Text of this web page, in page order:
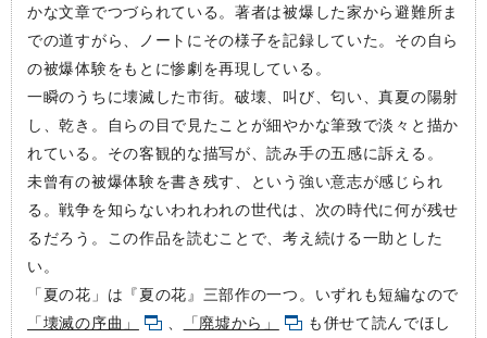
かな文章でつづられている。著者は被爆した家から避難所ま
での道すがら、ノートにその様子を記録していた。その自ら
の被爆体験をもとに惨劇を再現している。
一瞬のうちに壊滅した市街。破壊、叫び、匂い、真夏の陽射
し、乾き。自らの目で見たことが細やかな筆致で淡々と描か
れている。その客観的な描写が、読み手の五感に訴える。
未曾有の被爆体験を書き残す、という強い意志が感じられ
る。戦争を知らないわれわれの世代は、次の時代に何が残せ
るだろう。この作品を読むことで、考え続ける一助とした
い。
「夏の花」は『夏の花』三部作の一つ。いずれも短編なので
「壊滅の序曲」
「廃墟から」
も併せて読んでほし